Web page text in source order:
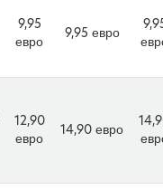
9,95
евро
9,95 евро
12,90
евро
14,90 евро